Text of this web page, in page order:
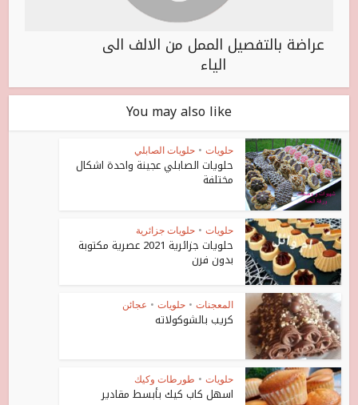
عراضة بالتفصيل الممل من الالف الى
الياء
You may also like
حلويات • حلويات الصابلي
حلويات الصابلي عجينة واحدة اشكال
مختلفة
حلويات • حلويات جزائرية
حلويات جزائرية 2021 عصرية مكتوبة
بدون فرن
المعجنات • حلويات • عجائن
كريب بالشوكولاته
حلويات • طورطات وكيك
اسهل كاب كيك بأبسط مقادير